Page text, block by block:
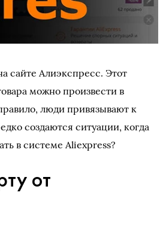
сайте Алиэкспресс. Этот
можно произвести в
люди привязывают к
создаются ситуации, когда
в системе Aliexpress?
от